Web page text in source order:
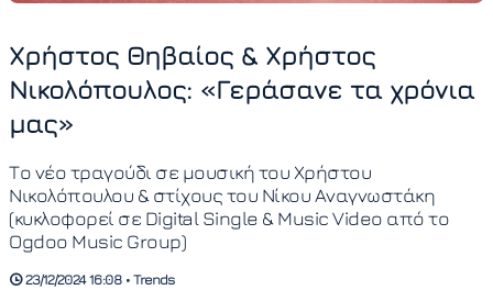
Χρήστος Θηβαίος & Χρήστος
Νικολόπουλος: «Γεράσανε τα χρόνια
μας»
Το νέο τραγούδι σε μουσική του Χρήστου
Νικολόπουλου & στίχους του Νίκου Αναγνωστάκη
(κυκλοφορεί σε Digital Single & Music Video από το
Ogdoo Music Group)
23/12/2024 16:08 • Trends